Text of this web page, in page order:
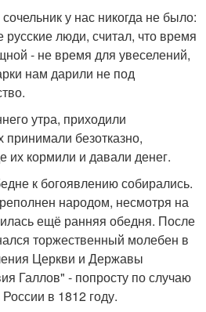
у нас никогда не было:
русские люди, считал, что время
- не время для увеселений,
нам дарили не под
утра, приходили
безотказно,
их кормили и давали денег.
к богоявлению собирались.
народом, несмотря на
ещё ранняя обедня. После
торжественный молебен в
Церкви и Державы
Галлов" - попросту по случаю
в 1812 году.